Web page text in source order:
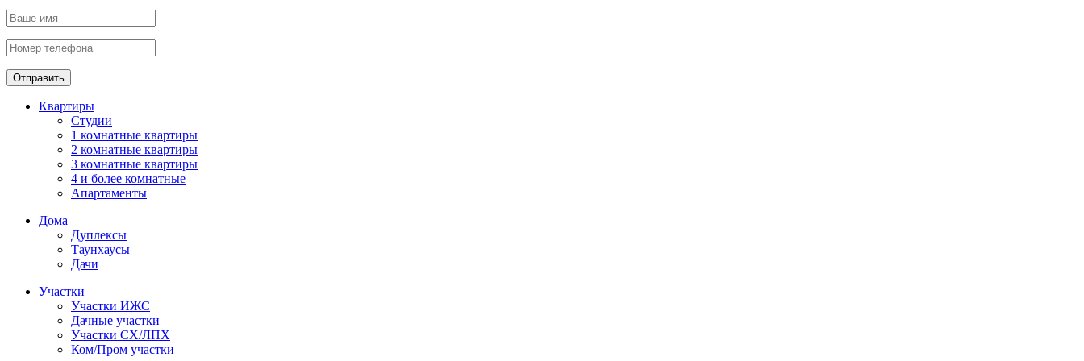
Отправить
Квартиры
Студии
1 комнатные квартиры
2 комнатные квартиры
3 комнатные квартиры
4 и более комнатные
Апартаменты
Дома
Дуплексы
Таунхаусы
Дачи
Участки
Участки ИЖС
Дачные участки
Участки СХ/ЛПХ
Ком/Пром участки